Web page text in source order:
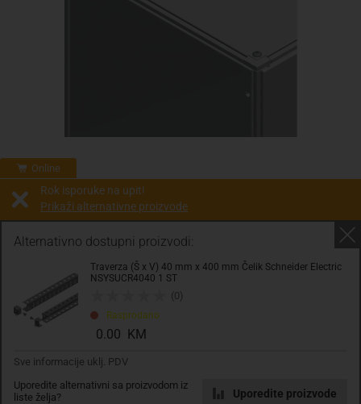
Online
Alternativno dostupni proizvodi:
Traverza (Š x V) 40 mm x 400 mm Čelik Schneider Electric
NSYSUCR4040 1 ST
(0)
Rasprodano
0.00 KM
Sve informacije uklj. PDV
Uporedite alternativni sa proizvodom iz
liste želja?
Uporedite proizvode
Rok isporuke na upit!
Prikaži alternativne proizvode
Prodaja i slanje od: Architektengruppe S71 d.o.o.
Cijena na upit
0.00 KM
sa PDV Troškovi dostave